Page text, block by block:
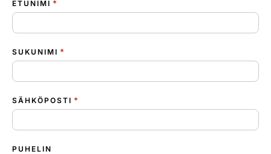
ETUNIMI *
SUKUNIMI *
SÄHKÖPOSTI *
PUHELIN